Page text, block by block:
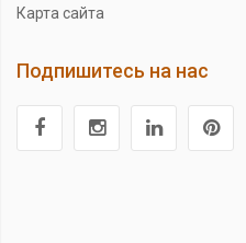
Карта сайта
Подпишитесь на нас